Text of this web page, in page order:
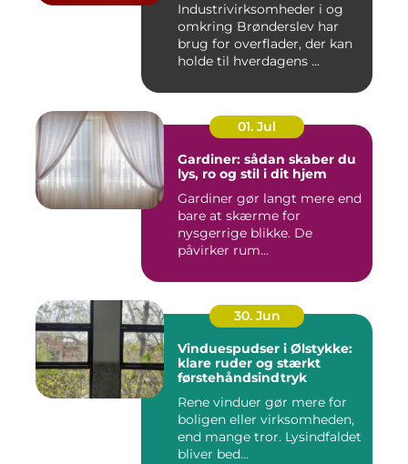
Industrivirksomheder i og
omkring Brønderslev har
brug for overflader, der kan
holde til hverdagens ...
01. Jul
Gardiner: sådan skaber du
lys, ro og stil i dit hjem
Gardiner gør langt mere end
bare at skærme for
nysgerrige blikke. De
påvirker rum...
30. Jun
Vinduespudser i Ølstykke:
klare ruder og stærkt
førstehåndsindtryk
Rene vinduer gør mere for
boligen eller virksomheden,
end mange tror. Lysindfaldet
bliver bed...